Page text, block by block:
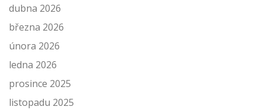
dubna 2026
března 2026
února 2026
ledna 2026
prosince 2025
listopadu 2025